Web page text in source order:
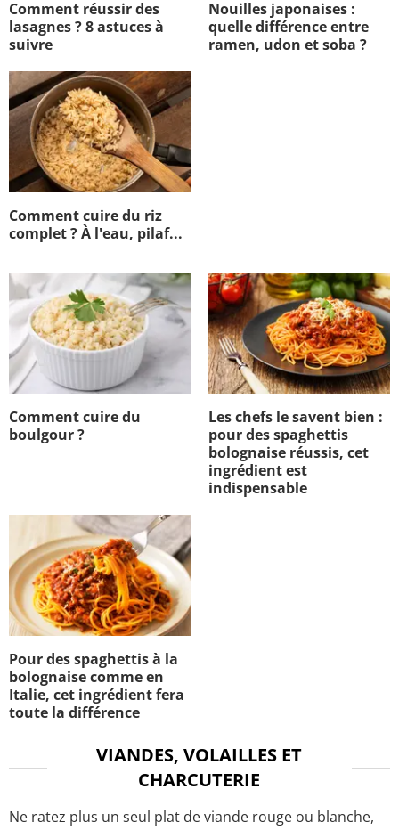
Comment réussir des
lasagnes ? 8 astuces à
suivre
Nouilles japonaises :
quelle différence entre
ramen, udon et soba ?
Comment cuire du riz
complet ? À l'eau, pilaf...
Comment cuire du
boulgour ?
Les chefs le savent bien :
pour des spaghettis
bolognaise réussis, cet
ingrédient est
indispensable
Pour des spaghettis à la
bolognaise comme en
Italie, cet ingrédient fera
toute la différence
VIANDES, VOLAILLES ET
CHARCUTERIE
Ne ratez plus un seul plat de viande rouge ou blanche,